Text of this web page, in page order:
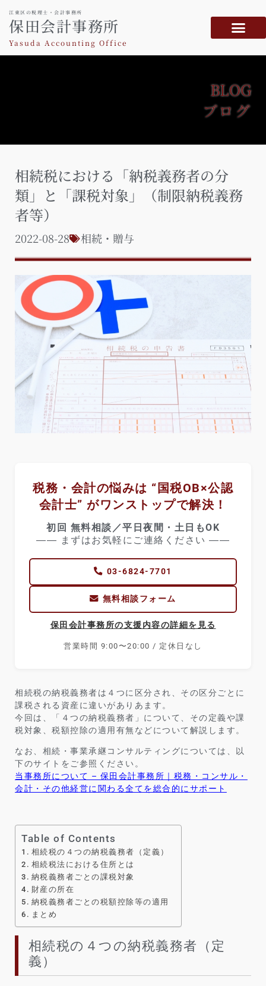
江東区の税理士・会計事務所
保田会計事務所
Yasuda Accounting Office
BLOG
ブログ
相続税における「納税義務者の分
類」と「課税対象」（制限納税義務
者等）
2022-08-28 相続・贈与
税務・会計の悩みは “国税OB×公認
会計士” がワンストップで解決！
初回 無料相談／平日夜間・土日もOK
―― まずはお気軽にご連絡ください ――
03-6824-7701
無料相談フォーム
保田会計事務所の支援内容の詳細を見る
営業時間 9:00〜20:00 / 定休日なし
相続税の納税義務者は４つに区分され、その区分ごとに
課税される資産に違いがありあます。
今回は、「４つの納税義務者」について、その定義や課
税対象、税額控除の適用有無などについて解説します。
なお、 相続・事業承継コンサルティングについては、以
下のサイトをご参照ください。
当事務所について – 保田会計事務所｜税務・コンサル・
会計・その他経営に関わる全てを総合的にサポート
Table of Contents
相続税の４つの納税義務者（定義）
相続税法における住所とは
納税義務者ごとの課税対象
財産の所在
納税義務者ごとの税額控除等の適用
まとめ
相続税の４つの納税義務者（定
義）